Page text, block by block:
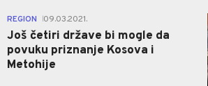
REGION 09.03.2021.
Još četiri države bi mogle da
povuku priznanje Kosova i
Metohije